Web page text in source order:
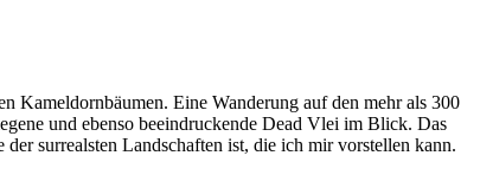
Kameldornbäumen. Eine Wanderung auf den mehr als 300
und ebenso beeindruckende Dead Vlei im Blick. Das
surrealsten Landschaften ist, die ich mir vorstellen kann.